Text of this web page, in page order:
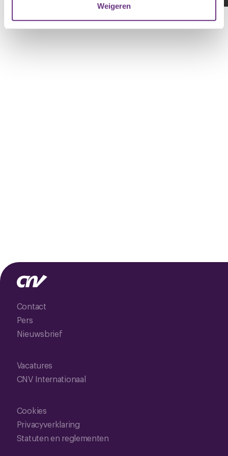
U kunt uw toestemming op elk moment wijzigen of
Weigeren
Contact
Pers
Nieuwsbrief
Vacatures
CNV Internationaal
Cookies
Privacyverklaring
Statuten en reglementen